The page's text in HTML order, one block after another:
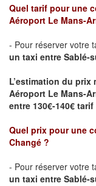
Quel tarif pour une
Aéroport Le Mans-
- Pour réserver votre
un taxi entre Sablé-
L’estimation du prix
Aéroport Le Mans-
entre 130€-140€
Quel prix pour une
Changé ?
- Pour réserver votre
un taxi entre Sablé-